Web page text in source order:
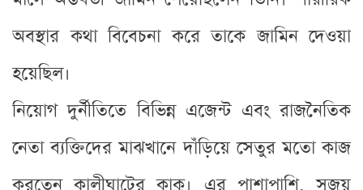
অবস্থার কথা বিবেচনা করে তাকে জামিন দেওয়া
হয়েছিল।
নিয়োগ দুর্নীতিতে বিভিন্ন এজেন্ট এবং রাজনৈতিক
নেতা ব্যক্তিদের মাঝখানে দাঁড়িয়ে সেতুর মতো কাজ